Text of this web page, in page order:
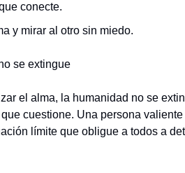
conecte.
y mirar al otro sin miedo.
se extingue
el alma, la humanidad no se
cuestione. Una persona
límite que obligue a todos a